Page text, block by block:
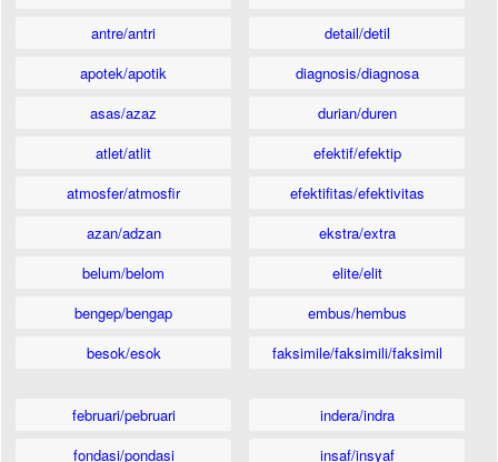
antre/antri
apotek/apotik
asas/azaz
atlet/atlit
atmosfer/atmosfir
azan/adzan
belum/belom
bengep/bengap
besok/esok
detail/detil
diagnosis/diagnosa
durian/duren
efektif/efektip
efektifitas/efektivitas
ekstra/extra
elite/elit
embus/hembus
faksimile/faksimili/faksimil
februari/pebruari
fondasi/pondasi
indera/indra
insaf/insyaf